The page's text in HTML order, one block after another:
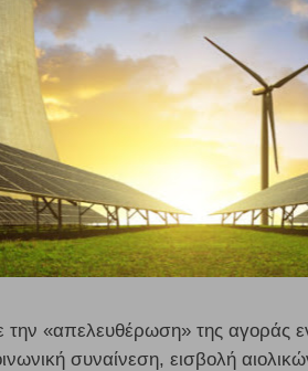
την «απελευθέρωση» της αγοράς
συναίνεση, εισβολή